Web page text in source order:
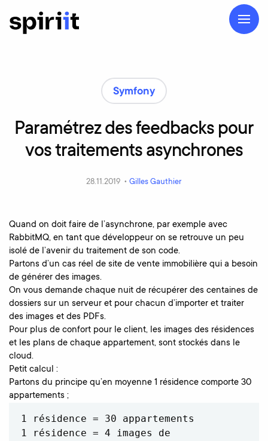
Symfony
Paramétrez desfeedbacks pour
vostraitements asynchrones
28.11.2019 • Gilles Gauthier
Quand on doit faire de l’asynchrone, par exemple avec
RabbitMQ, en tant que développeur on se retrouve un peu
isolé de l’avenir du traitement de son code.
Partons d’un cas réel de site de vente immobilière qui a besoin
de générer des images.
On vous demande chaque nuit de récupérer des centaines de
dossiers sur un serveur et pour chacun d’importer et traiter
des images et des PDFs.
Pour plus de confort pour le client, les images des résidences
et les plans de chaque appartement, sont stockés dans le
cloud.
Petit calcul :
Partons du principe qu’en moyenne 1 résidence comporte 30
appartements ;
1 résidence = 30 appartements
1 résidence = 4 images de